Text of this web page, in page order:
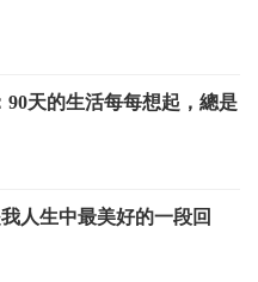
天的生活每每想起，總是
人生中最美好的一段回